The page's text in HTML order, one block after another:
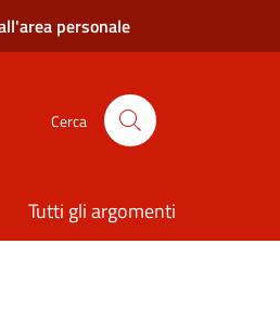
personale
Cerca
Tutti gli argomenti